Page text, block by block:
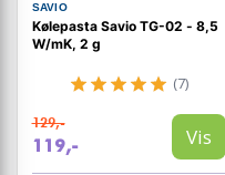
SAVIO
Kølepasta Savio TG-02 - 8,5
W/mK, 2 g
(7)
129,-
119,- Vis